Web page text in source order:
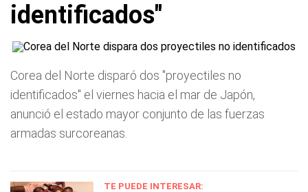
identificados"
Corea del Norte disparó dos "proyectiles no
identificados" el viernes hacia el mar de Japón,
anunció el estado mayor conjunto de las fuerzas
armadas surcoreanas.
TE PUEDE INTERESAR: